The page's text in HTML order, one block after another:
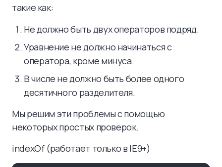
такие как:
Не должно быть двух операторов подряд.
Уравнение не должно начинаться с
оператора, кроме минуса.
В числе не должно быть более одного
десятичного разделителя.
Мы решим эти проблемы с помощью
некоторых простых проверок.
indexOf (работает только в IE9+)